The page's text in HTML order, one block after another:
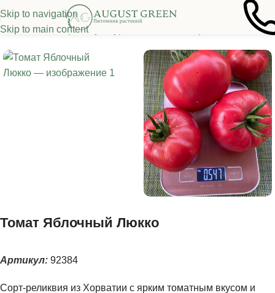
Skip to navigation
Skip to main content
/Семена овощных культур Высокорослые томаты
Томат Яблочный Люкко
Артикул: 92384
Сорт-реликвия из Хорватии с ярким томатным вкусом и